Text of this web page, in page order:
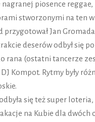
piosence
stworzonymi na ten
przygotował Jan
deserów odbył się
rana (ostatni tancerze
Kompot. Rytmy były
się też super
na Kubie dla